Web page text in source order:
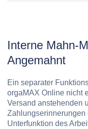
Interne Mahn-
Angemahnt
Ein separater
orgaMAX Online nicht
Versand anstehenden
Unterfunktion des